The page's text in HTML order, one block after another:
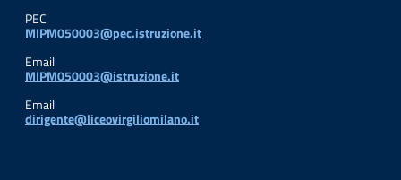
PEC
MIPM050003@pec.istruzione.it
Email
MIPM050003@istruzione.it
Email
dirigente@liceovirgiliomilano.it